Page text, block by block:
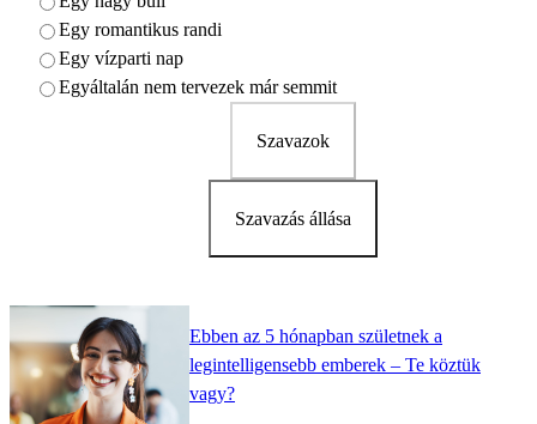
Egy romantikus randi
Egy vízparti nap
Egyáltalán nem tervezek már semmit
Szavazok
Szavazás állása
Ebben az 5 hónapban születnek a
legintelligensebb emberek – Te köztük
vagy?